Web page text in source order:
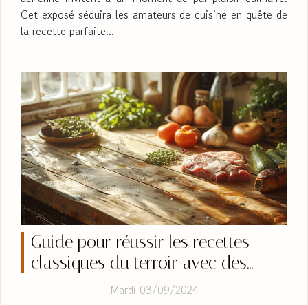
Cet exposé séduira les amateurs de cuisine en quête de
la recette parfaite...
Guide pour réussir les recettes
classiques du terroir avec des
astuces de chefsMardi 03/09/2024